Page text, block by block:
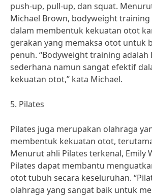
push-up, pull-up, dan squat.
Michael Brown, bodyweight
dalam membentuk kekuatan otot
gerakan yang memaksa otot untuk
penuh. “Bodyweight training adalah
sederhana namun sangat efektif
kekuatan otot,” kata Michael.
5. Pilates
Pilates juga merupakan olahraga
membentuk kekuatan otot,
Menurut ahli Pilates terkenal, Emily
Pilates dapat membantu
otot tubuh secara keseluruhan.
olahraga yang sangat baik untuk